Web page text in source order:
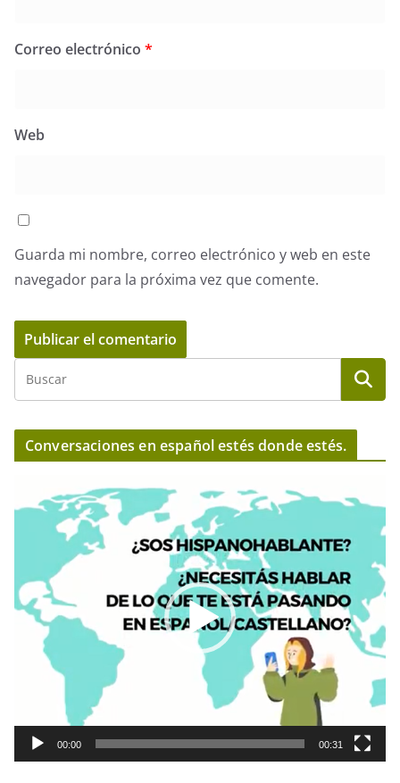
Correo electrónico *
Web
Guarda mi nombre, correo electrónico y web en este
navegador para la próxima vez que comente.
Conversaciones en español estés donde estés.
e
d
d
00:00 00:31